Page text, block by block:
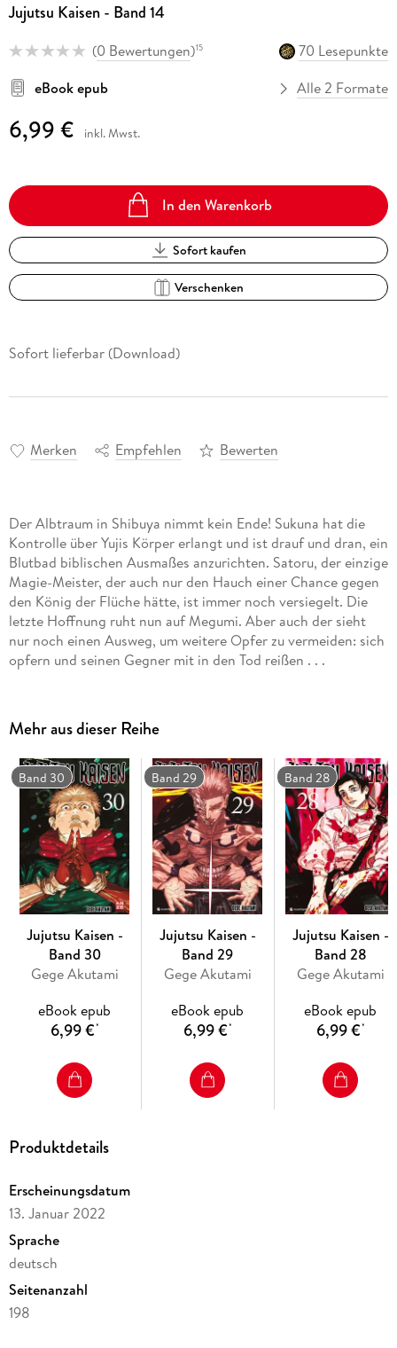
Jujutsu Kaisen - Band 14
(0 Bewertungen)15
70 Lesepunkte
eBook epub
Alle 2 Formate
6,99 € inkl. Mwst.
In den Warenkorb
Sofort kaufen
Verschenken
Sofort lieferbar (Download)
Merken Empfehlen Bewerten
Der Albtraum in Shibuya nimmt kein Ende! Sukuna hat die
Kontrolle über Yujis Körper erlangt und ist drauf und dran, ein
Blutbad biblischen Ausmaßes anzurichten. Satoru, der einzige
Magie-Meister, der auch nur den Hauch einer Chance gegen
den König der Flüche hätte, ist immer noch versiegelt. Die
letzte Hoffnung ruht nun auf Megumi. Aber auch der sieht
nur noch einen Ausweg, um weitere Opfer zu vermeiden: sich
opfern und seinen Gegner mit in den Tod reißen . . .
Mehr aus dieser Reihe
Band 30
Jujutsu Kaisen -
Band 30
Gege Akutami
eBook epub
6,99 €*
Band 29
Jujutsu Kaisen -
Band 29
Gege Akutami
eBook epub
6,99 €*
Band 28
Jujutsu Kaisen -
Band 28
Gege Akutami
eBook epub
6,99 €*
Produktdetails
Erscheinungsdatum
13. Januar 2022
Sprache
deutsch
Seitenanzahl
198